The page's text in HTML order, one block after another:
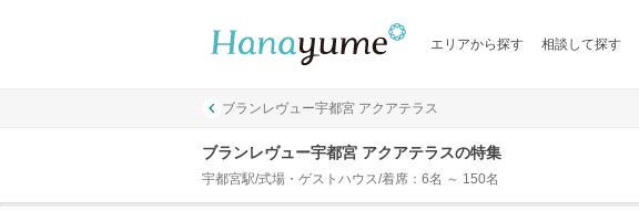
エリアから探す 相談して探す
ブランレヴュー宇都宮 アクアテラス
ブランレヴュー宇都宮 アクアテラスの特集
宇都宮駅/式場・ゲストハウス/着席：6名 ～ 150名